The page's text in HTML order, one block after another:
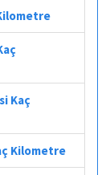
Kaç
Kilometre